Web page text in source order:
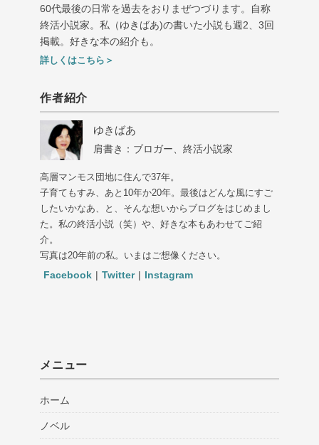
60代最後の日常を過去をおりまぜつづります。自称
終活小説家。私（ゆきばあ)の書いた小説も週 2 3回
掲載。好きな本の紹介も。
詳しくはこちら＞
作者紹介
ゆきばあ
肩書き：ブロガー、終活小説家
高層マンモス団地に住んで37年。
子育てもすみ、あと10年か20年。最後はどんな風にすご
したいかなあ、と、そんな想いからブログをはじめまし
た。私の終活小説（笑）や、好きな本もあわせてご紹
介。
写真は20年前の私。いまはご想像ください。
Facebook | Twitter | Instagram
メニュー
ホーム
ノベル